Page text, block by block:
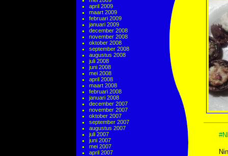
april 2009
maart 2009
februari 2009
januari 2009
december 2008
november 2008
oktober 2008
september 2008
augustus 2008
juli 2008
juni 2008
mei 2008
april 2008
maart 2008
februari 2008
januari 2008
december 2007
november 2007
oktober 2007
september 2007
augustus 2007
juli 2007
juni 2007
mei 2007
april 2007